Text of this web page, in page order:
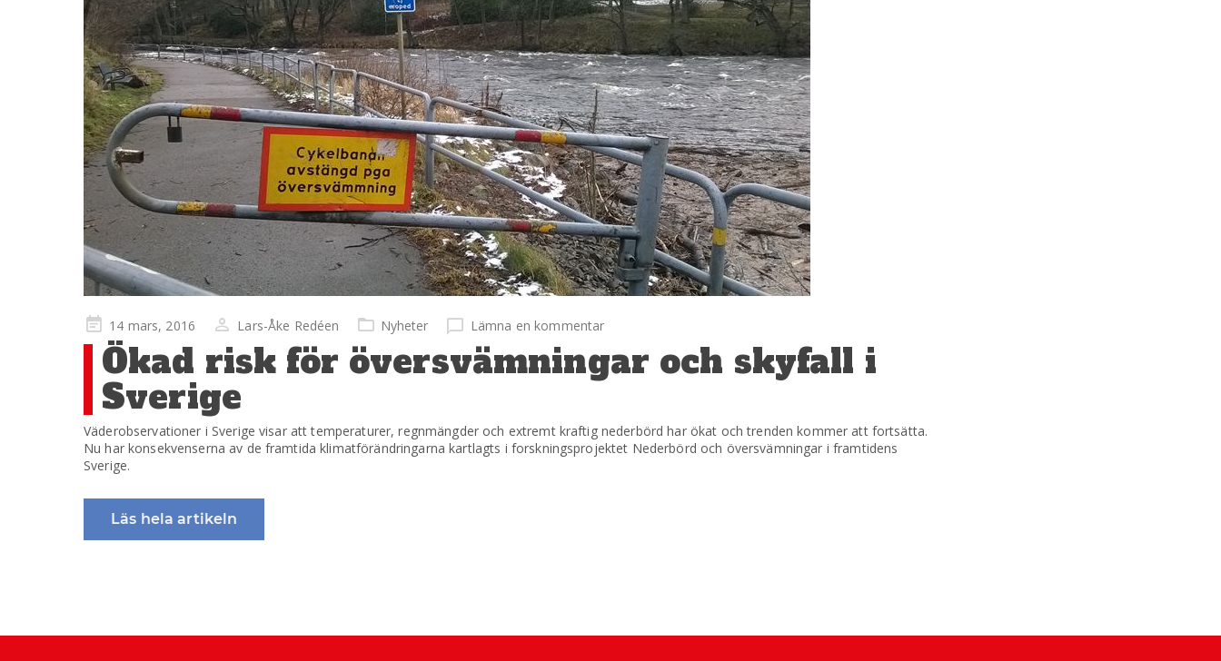
Publicerad
på
14 mars, 2016 Lars-Åke Redéen Nyheter Lämna en kommentar
Ökad risk för översvämningar och skyfall i
Sverige
Väderobservationer i Sverige visar att temperaturer, regnmängder och extremt kraftig nederbörd har ökat och trenden kommer att fortsätta.
Nu har konsekvenserna av de framtida klimatförändringarna kartlagts i forskningsprojektet Nederbörd och översvämningar i framtidens
Sverige.
Läs hela artikeln